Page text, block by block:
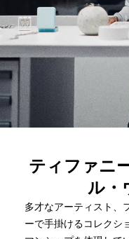
ティファニ
ル・
多才なアーティスト、
ーで手掛けるコレクシ